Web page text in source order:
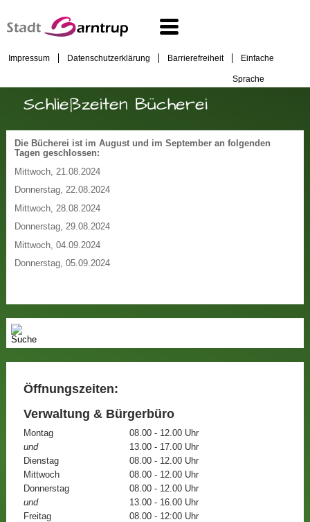
Impressum Datenschutzerklärung Barrierefreiheit Einfache
Sprache
Schließzeiten Bücherei
Die Bücherei ist im August und im September an folgenden
Tagen geschlossen:
Mittwoch, 21.08.2024
Donnerstag, 22.08.2024
Mittwoch, 28.08.2024
Donnerstag, 29.08.2024
Mittwoch, 04.09.2024
Donnerstag, 05.09.2024
Öffnungszeiten:
Verwaltung & Bürgerbüro
Montag
08.00 - 12.00 Uhr
und
13.00 - 17.00 Uhr
Dienstag
08.00 - 12.00 Uhr
Mittwoch
08.00 - 12.00 Uhr
Donnerstag
08.00 - 12.00 Uhr
und
13.00 - 16.00 Uhr
Freitag
08.00 - 12:00 Uhr